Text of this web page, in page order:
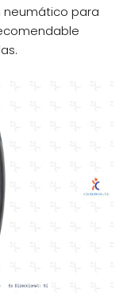
neumático para